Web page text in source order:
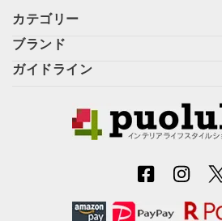
カテゴリー
ブランド
ガイドライン